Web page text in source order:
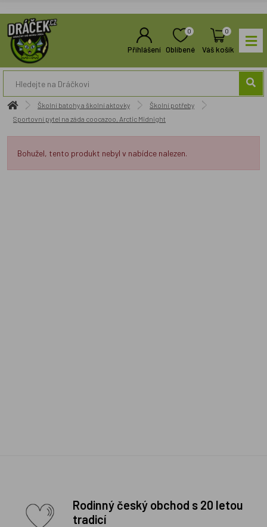
Přihlášení
0
Oblíbené
0
Váš košík
Školní batohy a školní aktovky
Školní potřeby
Sportovní pytel na záda coocazoo, Arctic Midnight
Bohužel, tento produkt nebyl v nabídce nalezen.
Rodinný český obchod s 20 letou
tradicí